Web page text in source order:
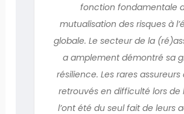
fonction fondamentale
mutualisation des risques à
globale. Le secteur de la
a amplement démontré sa
résilience. Les rares assureurs
retrouvés en difficulté lors de
l’ont été du seul fait de leurs